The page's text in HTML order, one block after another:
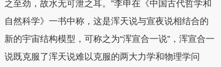
之至劲，故水无可泄之耳。”李申在《中国古代哲学和
自然科学》一书中称，这是浑天说与宣夜说相结合的
新的宇宙结构模型，可称之为“浑宣合一说”，浑宣合一
说既克服了浑天说难以克服的两大力学和物理学问